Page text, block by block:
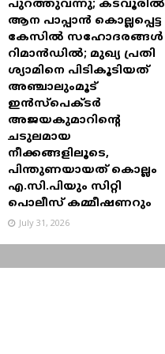
പുറത്തുവന്നു; കടവൂരിൽ
ആന പാപ്പാൻ കൊല്ലപ്പെട്ട
കേസിൽ സഹോദരങ്ങൾ
റിമാൻഡിൽ; മുഖ്യ പ്രതി
ശ്യാമിനെ പിടികൂടിയത്
അഞ്ചാലുംമൂട്
ഇൻസ്പെക്ടർ
അജയകുമാറിന്റെ
ചടുലമായ
നീക്കങ്ങളിലൂടെ,
പിന്തുണയായത് കൊല്ലം
എ.സി.പിയും സിറ്റി
പൊലീസ് കമ്മീഷണറും
July 31, 2026